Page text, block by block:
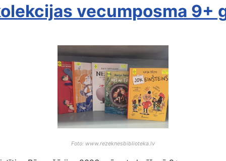
vecumposma 9+
Foto: www.rezeknesbiblioteka.lv